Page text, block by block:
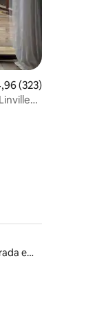
de uma avaliação
(323)
Aluguéis por temporada em hotéis-fazenda